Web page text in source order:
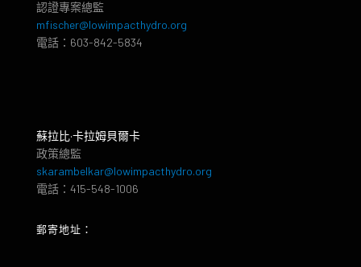
認證專案總監
mfischer@lowimpacthydro.org
電話：603-842-5834
蘇拉比·卡拉姆貝爾卡
政策總監
skarambelkar@lowimpacthydro.org
電話：415-548-1006
郵寄地址：